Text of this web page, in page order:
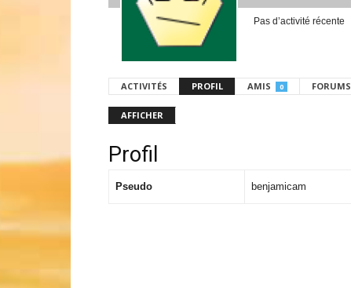
Pas d’activité récente
ACTIVITÉS PROFIL AMIS 0 FORUMS
AFFICHER
Profil
Pseudo benjamicam